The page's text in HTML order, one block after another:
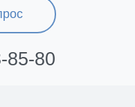
85-80